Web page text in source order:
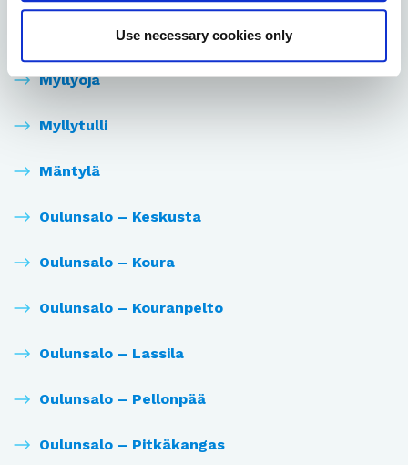
Use necessary cookies only
Myllyoja
Myllytulli
Mäntylä
Oulunsalo – Keskusta
Oulunsalo – Koura
Oulunsalo – Kouranpelto
Oulunsalo – Lassila
Oulunsalo – Pellonpää
Oulunsalo – Pitkäkangas